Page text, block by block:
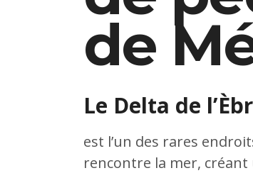
de
Le Delta de
est l’un des rares
rencontre la mer, créant